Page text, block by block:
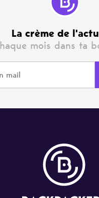
La crème de
mois dans ta